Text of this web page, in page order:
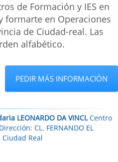
de Formación y IES en
formarte en Operaciones
de Ciudad-real. Las
alfabético.
PEDIR MÁS INFORMACIÓN
LEONARDO DA VINCI, Centro
CL. FERNANDO EL
Ciudad Real